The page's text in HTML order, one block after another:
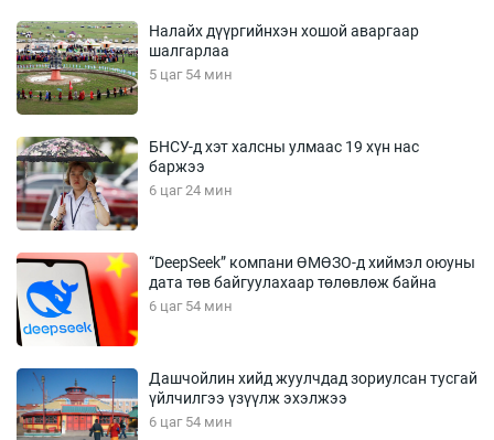
Налайх дүүргийнхэн хошой аваргаар
шалгарлаа
5 цаг 54 мин
БНСУ-д хэт халсны улмаас 19 хүн нас
баржээ
6 цаг 24 мин
“DeepSeek” компани ӨМӨЗО-д хиймэл оюуны
дата төв байгуулахаар төлөвлөж байна
6 цаг 54 мин
Дашчойлин хийд жуулчдад зориулсан тусгай
үйлчилгээ үзүүлж эхэлжээ
6 цаг 54 мин